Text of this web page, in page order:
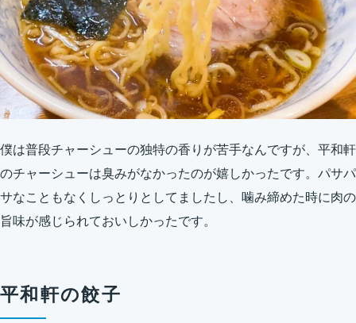
僕は普段チャーシューの独特の香りが苦手なんですが、平和軒
のチャーシューは臭みがなかったのが嬉しかったです。パサパ
サなこともなくしっとりとしてましたし、噛み締めた時に肉の
旨味が感じられておいしかったです。
平和軒の餃子